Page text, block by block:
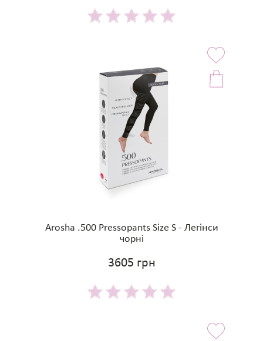
Arosha .500 Pressopants Size S - Легінси
чорні
3605 грн